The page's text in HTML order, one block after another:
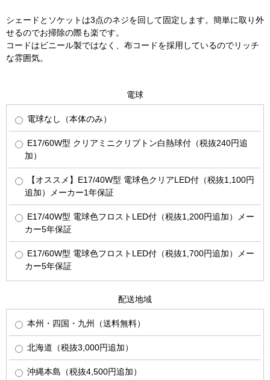
シェードとソケットは3点のネジを回して固定します。簡単に取り外
せるのでお掃除の際も楽です。
コードはビニール製ではなく、布コードを採用しているのでリッチ
な雰囲気。
電球
電球なし（本体のみ）
E17/60W型 クリアミニクリプトン白熱球付（税抜240円追
加）
【オススメ】E17/40W型 電球色クリアLED付（税抜1,100円
追加）メーカー1年保証
E17/40W型 電球色フロストLED付（税抜1,200円追加）メー
カー5年保証
E17/60W型 電球色フロストLED付（税抜1,700円追加）メー
カー5年保証
配送地域
本州・四国・九州（送料無料）
北海道（税抜3,000円追加）
沖縄本島（税抜4,500円追加）